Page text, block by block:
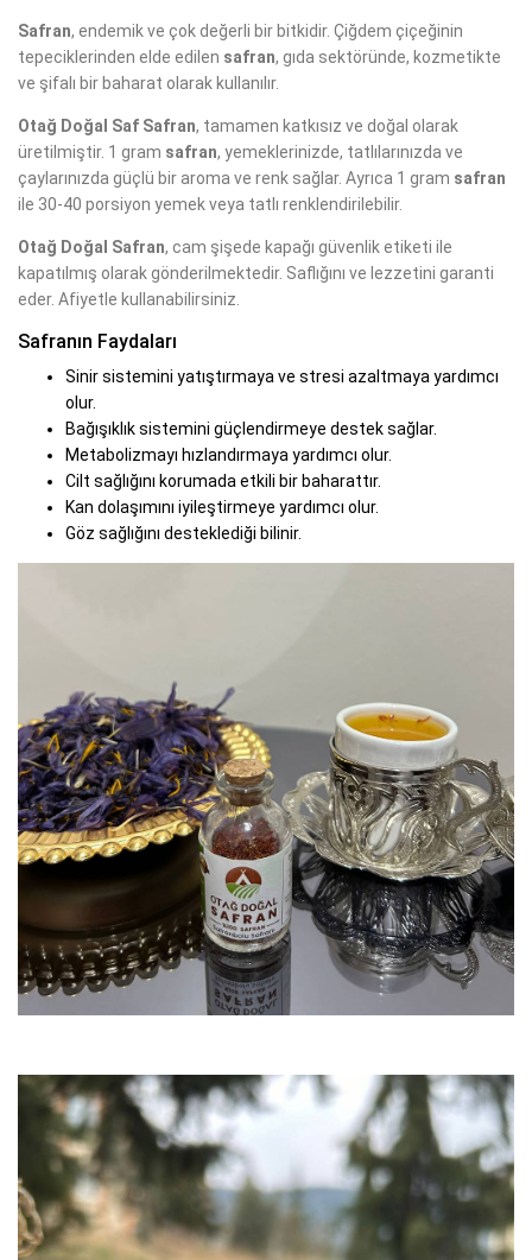
Safran, endemik ve çok değerli bir bitkidir. Çiğdem çiçeğinin
tepeciklerinden elde edilen safran, gıda sektöründe, kozmetikte
ve şifalı bir baharat olarak kullanılır.
Otağ Doğal Saf Safran, tamamen katkısız ve doğal olarak
üretilmiştir. 1 gram safran, yemeklerinizde, tatlılarınızda ve
çaylarınızda güçlü bir aroma ve renk sağlar. Ayrıca 1 gram safran
ile 30-40 porsiyon yemek veya tatlı renklendirilebilir.
Otağ Doğal Safran, cam şişede kapağı güvenlik etiketi ile
kapatılmış olarak gönderilmektedir. Saflığını ve lezzetini garanti
eder. Afiyetle kullanabilirsiniz.
Safranın Faydaları
Sinir sistemini yatıştırmaya ve stresi azaltmaya yardımcı
olur.
Bağışıklık sistemini güçlendirmeye destek sağlar.
Metabolizmayı hızlandırmaya yardımcı olur.
Cilt sağlığını korumada etkili bir baharattır.
Kan dolaşımını iyileştirmeye yardımcı olur.
Göz sağlığını desteklediği bilinir.